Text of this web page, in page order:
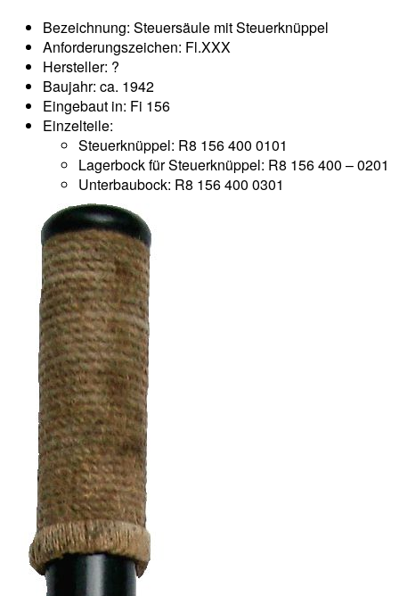
Bezeichnung: Steuersäule mit Steuerknüppel
Anforderungszeichen: Fl.XXX
Hersteller: ?
Baujahr: ca. 1942
Eingebaut in: Fi 156
Einzelteile:
Steuerknüppel: R8 156 400 0101
Lagerbock für Steuerknüppel: R8 156 400 – 0201
Unterbaubock: R8 156 400 0301